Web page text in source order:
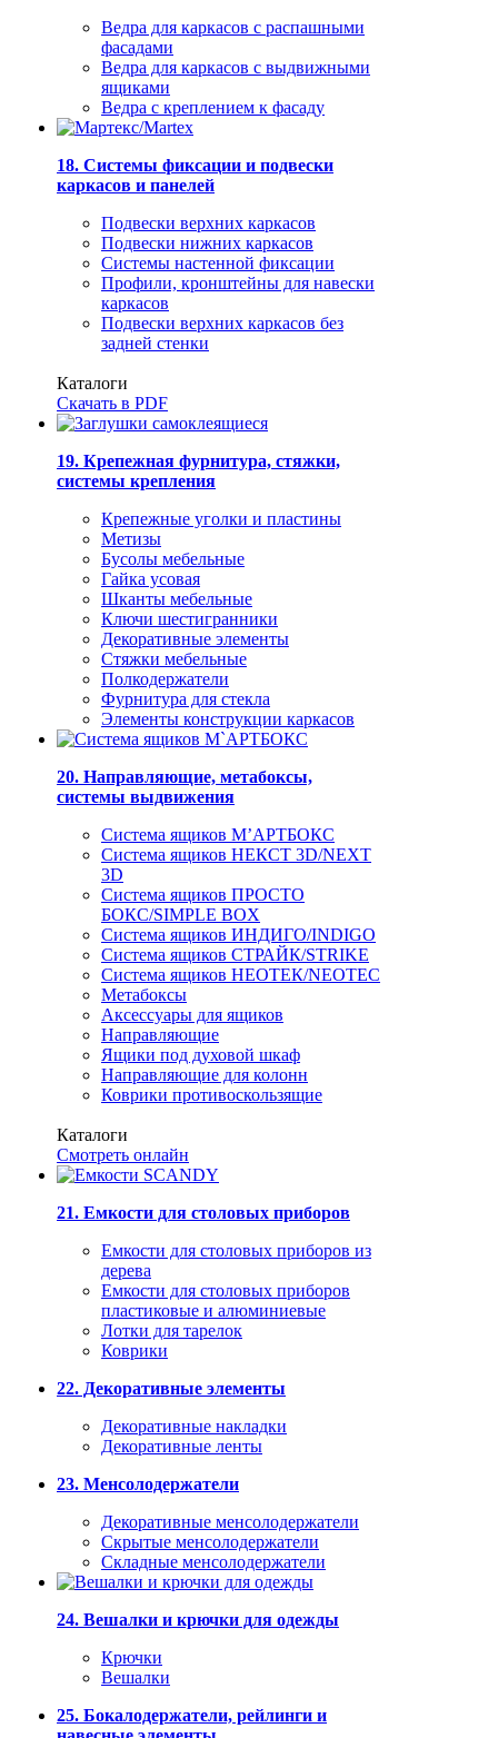
Ведра для каркасов с распашными
фасадами
Ведра для каркасов с выдвижными
ящиками
Ведра с креплением к фасаду
18. Системы фиксации и подвески
каркасов и панелей
Подвески верхних каркасов
Подвески нижних каркасов
Системы настенной фиксации
Профили, кронштейны для навески
каркасов
Подвески верхних каркасов без
задней стенки
Каталоги
Скачать в PDF
19. Крепежная фурнитура, стяжки,
системы крепления
Крепежные уголки и пластины
Метизы
Бусолы мебельные
Гайка усовая
Шканты мебельные
Ключи шестигранники
Декоративные элементы
Стяжки мебельные
Полкодержатели
Фурнитура для стекла
Элементы конструкции каркасов
20. Направляющие, метабоксы,
системы выдвижения
Система ящиков М’АРТБОКС
Система ящиков НЕКСТ 3D/NEXT
3D
Система ящиков ПРОСТО
БОКС/SIMPLE BOX
Система ящиков ИНДИГО/INDIGO
Система ящиков СТРАЙК/STRIKE
Система ящиков НЕОТЕК/NEOTEC
Метабоксы
Аксессуары для ящиков
Направляющие
Ящики под духовой шкаф
Направляющие для колонн
Коврики противоскользящие
Каталоги
Смотреть онлайн
21. Емкости для столовых приборов
Емкости для столовых приборов из
дерева
Емкости для столовых приборов
пластиковые и алюминиевые
Лотки для тарелок
Коврики
22. Декоративные элементы
Декоративные накладки
Декоративные ленты
23. Менсолодержатели
Декоративные менсолодержатели
Скрытые менсолодержатели
Складные менсолодержатели
24. Вешалки и крючки для одежды
Крючки
Вешалки
25. Бокалодержатели, рейлинги и